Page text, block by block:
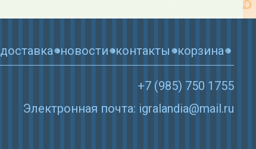
доставка новости контакты корзина
+7 (985) 750 1755
Электронная почта: igralandia@mail.ru